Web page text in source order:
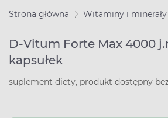
Strona główna Witaminy i minerały
D-Vitum Forte Max 4000
kapsułek
suplement diety, produkt dostępny